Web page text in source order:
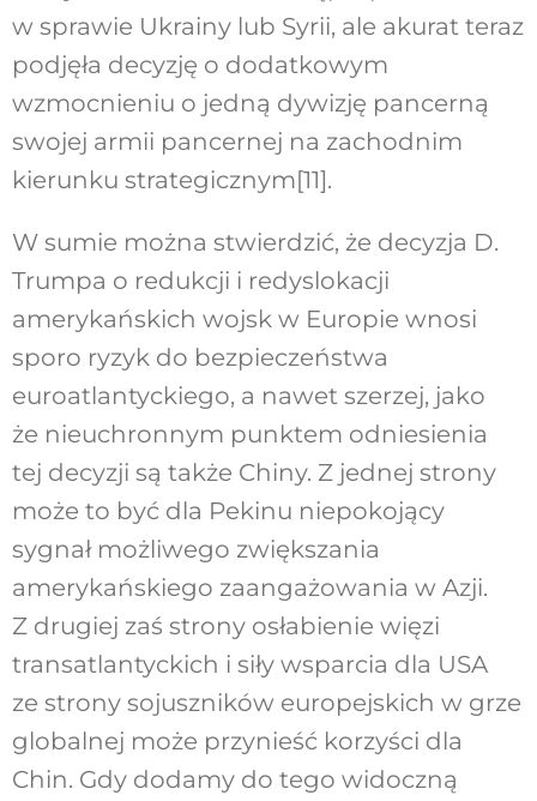
w sprawie Ukrainy lub Syrii, ale akurat teraz
podjęła decyzję o dodatkowym
wzmocnieniu o jedną dywizję pancerną
swojej armii pancernej na zachodnim
kierunku strategicznym[11].
W sumie można stwierdzić, że decyzja D.
Trumpa o redukcji i redyslokacji
amerykańskich wojsk w Europie wnosi
sporo ryzyk do bezpieczeństwa
euroatlantyckiego, a nawet szerzej, jako
że nieuchronnym punktem odniesienia
tej decyzji są także Chiny. Z jednej strony
może to być dla Pekinu niepokojący
sygnał możliwego zwiększania
amerykańskiego zaangażowania w Azji.
Z drugiej zaś strony osłabienie więzi
transatlantyckich i siły wsparcia dla USA
ze strony sojuszników europejskich w grze
globalnej może przynieść korzyści dla
Chin. Gdy dodamy do tego widoczną